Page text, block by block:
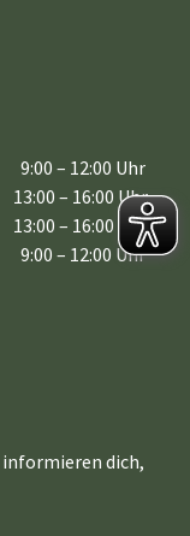
9:00 – 12:00 Uhr
13:00 – 16:00 Uhr
13:00 – 16:00 Uhr
9:00 – 12:00 Uhr
informieren dich,